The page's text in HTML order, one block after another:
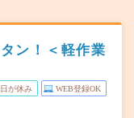
ン！＜軽作業
が休み WEB登録OK